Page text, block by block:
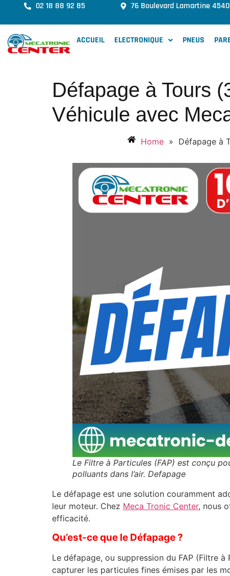
02 18 88 92 85 76 Boulevard Lamartine
ACCUEIL ELECTRONIQUE PNEUS
Défapage à Tours
Véhicule avec
Home » Défapage à
Le Filtre à Particules (FAP) est conçu
polluants dans l’air. Defapage
Le défapage est une solution couramment
leur moteur. Chez Meca Tronic Center, nous
efficacité.
Qu’est-ce que le Défapage ?
Le défapage, ou suppression du FAP (Filtre
capturer les particules fines émises par les